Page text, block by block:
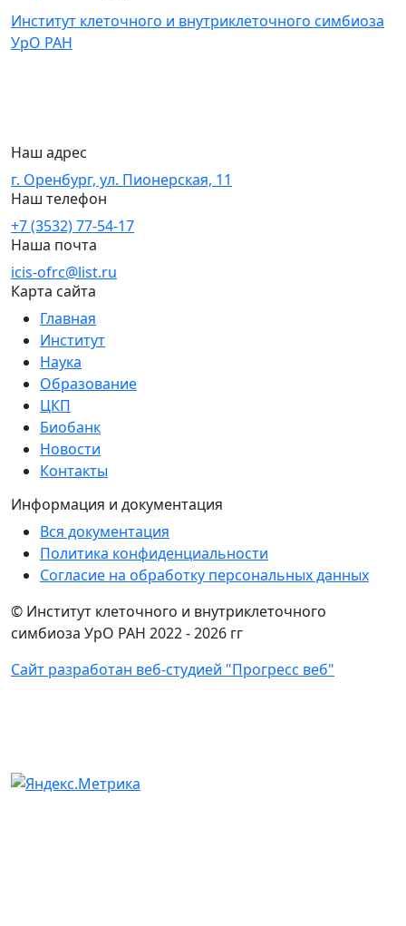
Институт клеточного и внутриклеточного симбиоза
УрО РАН
Наш адрес
г. Оренбург, ул. Пионерская, 11
Наш телефон
+7 (3532) 77-54-17
Наша почта
icis-ofrc@list.ru
Карта сайта
Главная
Институт
Наука
Образование
ЦКП
Биобанк
Новости
Контакты
Информация и документация
Вся документация
Политика конфиденциальности
Согласие на обработку персональных данных
© Институт клеточного и внутриклеточного
симбиоза УрО РАН 2022 -2026 гг
Сайт разработан веб-студией "Прогресс веб"